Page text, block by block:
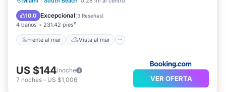
10.0 Excepcional(3 Reseñas)
4 baños 231.42 pies²
Frente al mar Vista al mar
Cocina
US $144/noche
7 noches - US $1,006 VER OFERTA